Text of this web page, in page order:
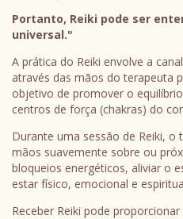
Portanto, Reiki pode ser
universal."
A prática do Reiki envolve a
através das mãos do terapeuta
objetivo de promover o
centros de força (chakras) do
Durante uma sessão de Reiki,
mãos suavemente sobre ou
bloqueios energéticos, aliviar o
estar físico, emocional e
Receber Reiki pode